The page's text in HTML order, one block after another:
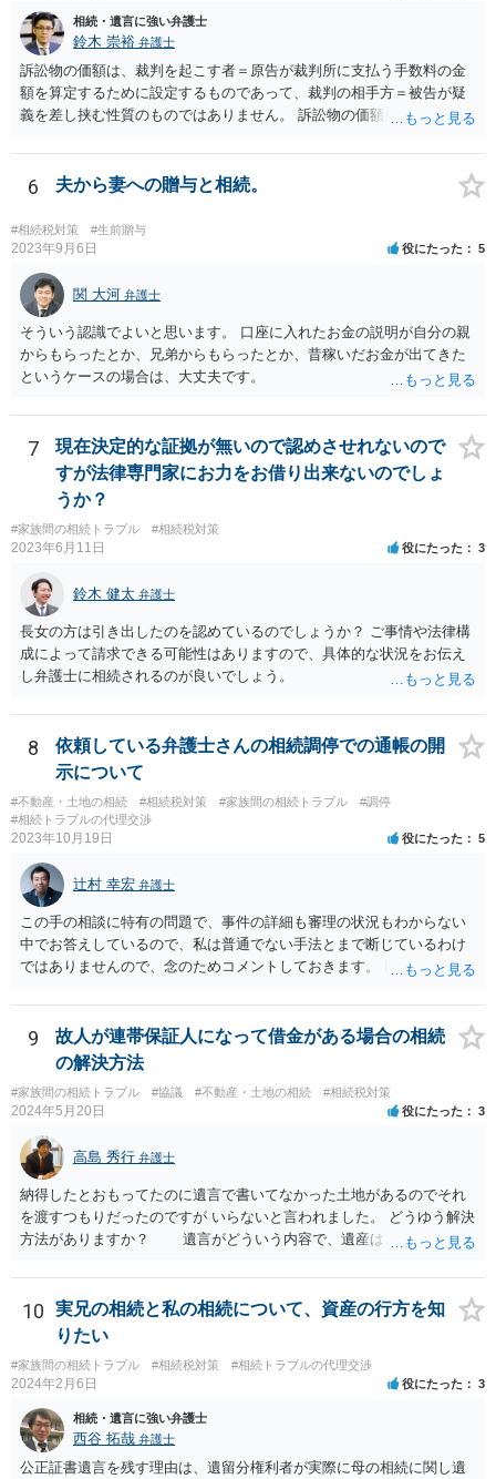
相続・遺言に強い弁護士
鈴木 崇裕 弁護士
訴訟物の価額は、裁判を起こす者＝原告が裁判所に支払う手数料の金
額を算定するために設定するものであって、裁判の相手方＝被告が疑
義を差し挟む性質のものではありません。 訴訟物の価額自体が裁判の
したとしても、変更されることはありません。
6 夫から妻への贈与と相続。
#相続税対策 #生前贈与
2023年9月6日 役にたった 5
関 大河 弁護士
そういう認識でよいと思います。 口座に入れたお金の説明が自分の親
からもらったとか、兄弟からもらったとか、昔稼いだお金が出てきた
というケースの場合は、大丈夫です。
7
現在決定的な証拠が無いので認めさせれないので
すが法律専門家にお力をお借り出来ないのでしょ
うか？
#家族間の相続トラブル #相続税対策
2023年6月11日 役にたった 3
鈴木 健太 弁護士
長女の方は引き出したのを認めているのでしょうか？ ご事情や法律構
成によって請求できる可能性はありますので、具体的な状況をお伝え
し弁護士に相続されるのが良いでしょう。
8
依頼している弁護士さんの相続調停での通帳の開
示について
#不動産・土地の相続 #相続税対策 #家族間の相続トラブル
#調停
#相続トラブルの代理交渉
2023年10月19日 役にたった 5
辻村 幸宏 弁護士
この手の相談に特有の問題で、事件の詳細も審理の状況もわからない
中でお答えしているので、私は普通でない手法とまで断じているわけ
ではありませんので、念のためコメントしておきます。 匿名の弁護士
のではないかという視点もありますし、その場合には結局出さなけれ
ば不利益もあります。あるいは、後に虚偽主張をしたと指摘されるリ
スクもあります。 ですからそれを提出したことが事件処理として不適
切であるとか、結果においてマイナスを与えたということまではいえ
ないと思います。 依頼者とのコミュニケーション含む微妙な問題であ
り第三者にはあまりアドバイスしづらい問題であるということはご理
解いただければ幸いです。
9
故人が連帯保証人になって借金がある場合の相続
の解決方法
#家族間の相続トラブル #協議 #不動産・土地の相続 #相続税対策
2024年5月20日 役にたった 3
高島 秀行 弁護士
納得したとおもってたのに遺言で書いてなかった土地があるのでそれ
を渡すつもりだったのですが いらないと言われました。 どうゆう解決
方法がありますか？ 遺言がどういう内容で、遺産はどれくらいあ
分からないとあなたの質問に回答することは難しいです。 遺留分
が請求されるのであれば、遺留分は法改正により現金で支払うことに
なることから 土地を渡すということで解決しない可能性はありま
す。 ただ、遺言で書いていない土地は、遺産分割により、相手が
取得することとなる可能性はあります。 弁護士に面談で詳しい事
情を話して相談された方がよいと思います。
10
実兄の相続と私の相続について、資産の行方を知
りたい
#家族間の相続トラブル #相続税対策 #相続トラブルの代理交渉
2024年2月6日 役にたった 3
相続・遺言に強い弁護士
西谷 拓哉 弁護士
公正証書遺言を残す理由は、遺留分権利者が実際に母の相続に関し遺